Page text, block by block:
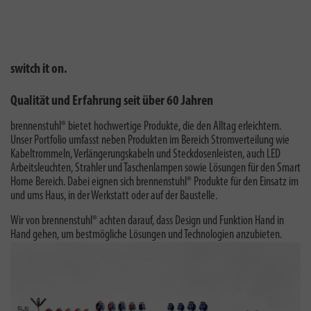
switch it on.
Qualität und Erfahrung seit über 60 Jahren
brennenstuhl® bietet hochwertige Produkte, die den Alltag erleichtern.
Unser Portfolio umfasst neben Produkten im Bereich Stromverteilung wie
Kabeltrommeln, Verlängerungskabeln und Steckdosenleisten, auch LED
Arbeitsleuchten, Strahler und Taschenlampen sowie Lösungen für den Smart
Home Bereich. Dabei eignen sich brennenstuhl® Produkte für den Einsatz im
und ums Haus, in der Werkstatt oder auf der Baustelle.
Wir von brennenstuhl® achten darauf, dass Design und Funktion Hand in
Hand gehen, um bestmögliche Lösungen und Technologien anzubieten.